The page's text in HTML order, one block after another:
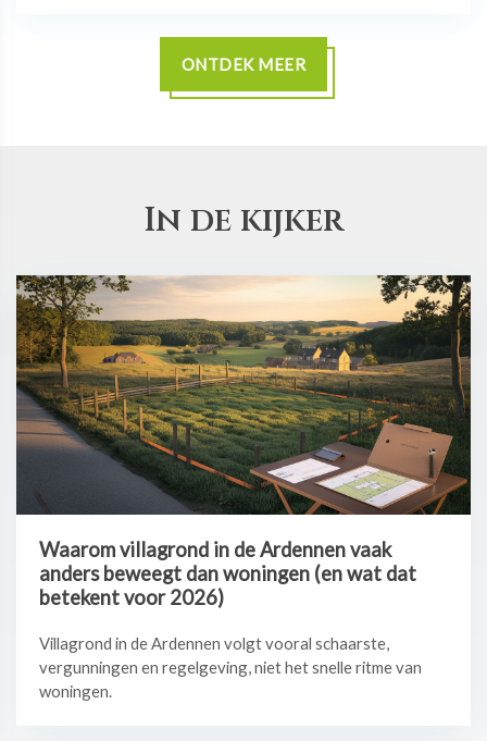
ONTDEK MEER
In de kijker
Waarom villagrond in de Ardennen vaak
anders beweegt dan woningen (en wat dat
betekent voor 2026)
Villagrond in de Ardennen volgt vooral schaarste,
vergunningen en regelgeving, niet het snelle ritme van
woningen.